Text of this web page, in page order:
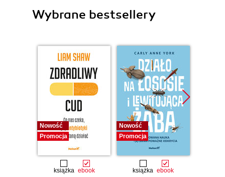
Wybrane bestsellery
Nowość
Promocja
książka ebook
Nowość
Promocja
książka ebook